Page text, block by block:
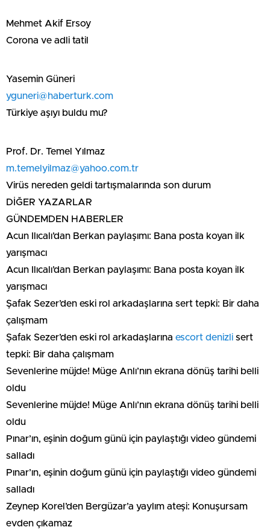
Mehmet Akif Ersoy
Corona ve adli tatil
Yasemin Güneri
yguneri@haberturk.com
Türkiye aşıyı buldu mu?
Prof. Dr. Temel Yılmaz
m.temelyilmaz@yahoo.com.tr
Virüs nereden geldi tartışmalarında son durum
DİĞER YAZARLAR
GÜNDEMDEN HABERLER
Acun Ilıcalı’dan Berkan paylaşımı: Bana posta koyan ilk
yarışmacı
Acun Ilıcalı’dan Berkan paylaşımı: Bana posta koyan ilk
yarışmacı
Şafak Sezer’den eski rol arkadaşlarına sert tepki: Bir daha
çalışmam
Şafak Sezer’den eski rol arkadaşlarına escort denizli sert
tepki: Bir daha çalışmam
Sevenlerine müjde! Müge Anlı’nın ekrana dönüş tarihi belli
oldu
Sevenlerine müjde! Müge Anlı’nın ekrana dönüş tarihi belli
oldu
Pınar’ın, eşinin doğum günü için paylaştığı video gündemi
salladı
Pınar’ın, eşinin doğum günü için paylaştığı video gündemi
salladı
Zeynep Korel’den Bergüzar’a yaylım ateşi: Konuşursam
evden çıkamaz